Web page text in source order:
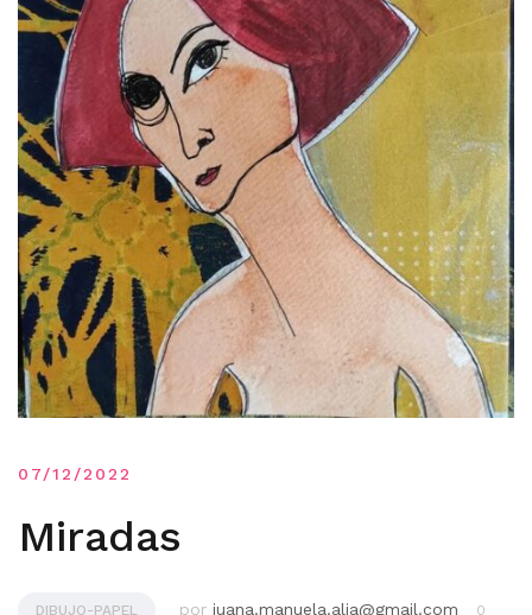
07/12/2022
Miradas
DIBUJO-PAPEL por juana.manuela.alia@gmail.com 0